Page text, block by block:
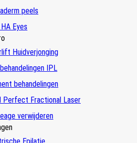
peels
Eyes
Huidverjonging
IPL
behandelingen
Perfect Fractional Laser
verwijderen